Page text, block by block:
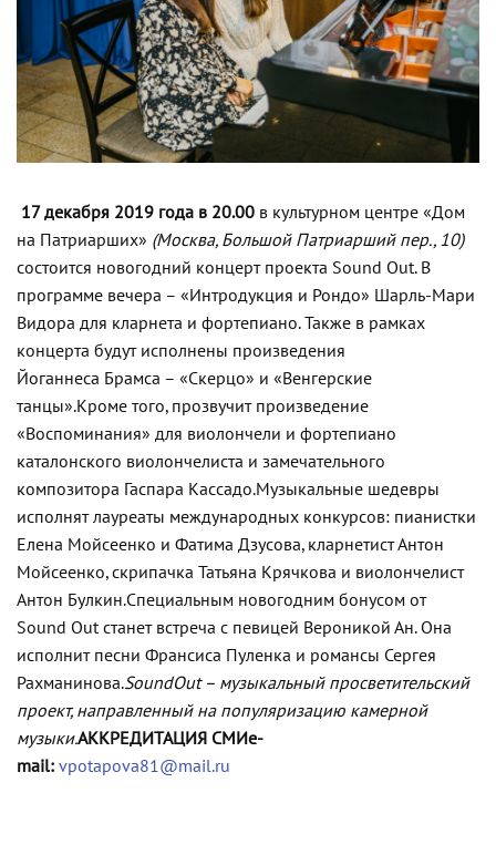
17 декабря 2019 года в 20.00 в культурном центре «Дом
на Патриарших» (Москва, Большой Патриарший пер., 10)
состоится новогодний концерт проекта Sound Out. В
программе вечера – «Интродукция и Рондо» Шарль-Мари
Видора для кларнета и фортепиано. Также в рамках
концерта будут исполнены произведения
Йоганнеса Брамса – «Скерцо» и «Венгерские
танцы».Кроме того, прозвучит произведение
«Воспоминания» для виолончели и фортепиано
каталонского виолончелиста и замечательного
композитора Гаспара Кассадо.Музыкальные шедевры
исполнят лауреаты международных конкурсов: пианистки
Елена Мойсеенко и Фатима Дзусова, кларнетист Антон
Мойсеенко, скрипачка Татьяна Крячкова и виолончелист
Антон Булкин.Специальным новогодним бонусом от
Sound Out станет встреча с певицей Вероникой Ан. Она
исполнит песни Франсиса Пуленка и романсы Сергея
Рахманинова.SoundOut – музыкальный просветительский
проект, направленный на популяризацию камерной
музыки.АККРЕДИТАЦИЯ СМИe-
mail: vpotapova81@mail.ru